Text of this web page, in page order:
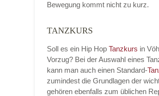
Kontakt E-Mail
Bewegung kommt nicht zu kurz.
TANZKURS
Soll es ein Hip Hop Tanzkurs in
Vorzug? Bei der Auswahl eines
kann man auch einen Standard-
zumindest die Grundlagen der
gehören ebenfalls zum üblichen